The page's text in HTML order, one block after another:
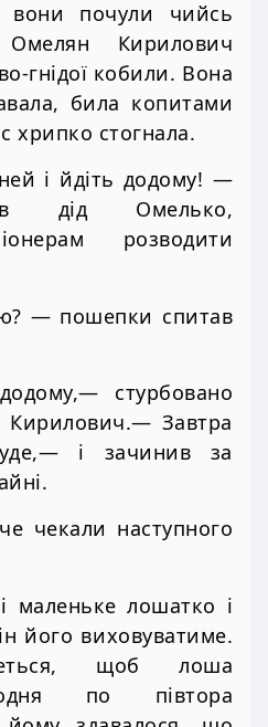
вони почули чийсь
Кирилович
гнідої кобили. Вона
била копитами
хрипко стогнала.
і йдіть додому! —
дід Омелько,
розводити
— пошепки спитав
стурбовано
Завтра
і зачинив за
чекали наступного
маленьке лошатко і
його виховуватиме.
щоб лоша
по півтора